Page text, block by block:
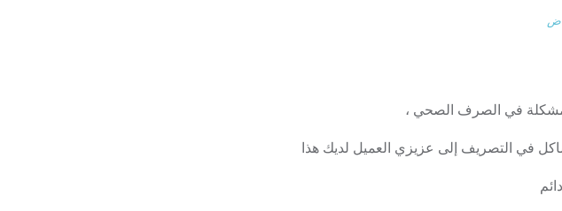
في الصرف الصحي ،
في التصريف إلى عزيزي العميل لديك هذا